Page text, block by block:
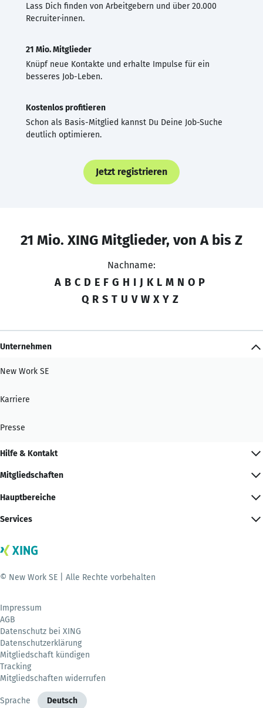
Lass Dich finden von Arbeitgebern und über 20.000
Recruiter·innen.
21 Mio. Mitglieder
Knüpf neue Kontakte und erhalte Impulse für ein
besseres Job-Leben.
Kostenlos profitieren
Schon als Basis-Mitglied kannst Du Deine Job-Suche
deutlich optimieren.
Jetzt registrieren
21 Mio. XING Mitglieder, von A bis Z
Nachname:
A B C D E F G H I J K L M N O P
Q R S T U V W X Y Z
Unternehmen
New Work SE
Karriere
Presse
Hilfe & Kontakt
Mitgliedschaften
Hauptbereiche
Services
© New Work SE | Alle Rechte vorbehalten
Impressum
AGB
Datenschutz bei XING
Datenschutzerklärung
Mitgliedschaft kündigen
Tracking
Mitgliedschaften widerrufen
Sprache Deutsch